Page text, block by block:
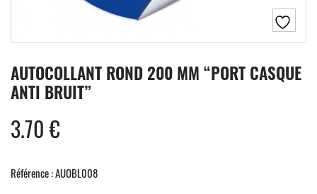
AUTOCOLLANT ROND 200 MM “PORT CASQUE
ANTI BRUIT”
3.70€
Référence : AUOBL008